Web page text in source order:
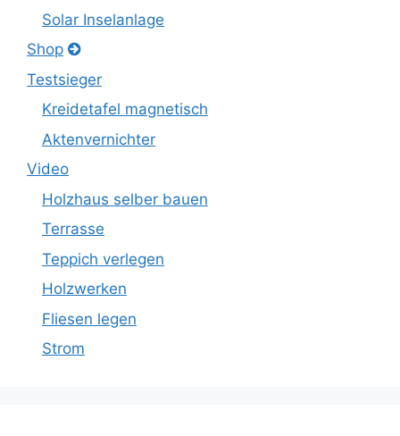
Solar Inselanlage
Shop
Testsieger
Kreidetafel magnetisch
Aktenvernichter
Video
Holzhaus selber bauen
Terrasse
Teppich verlegen
Holzwerken
Fliesen legen
Strom